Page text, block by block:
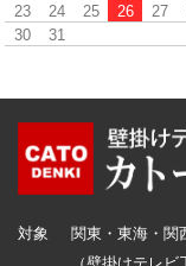
23
24 25 26 27
30
31
対象
関東・東海・関